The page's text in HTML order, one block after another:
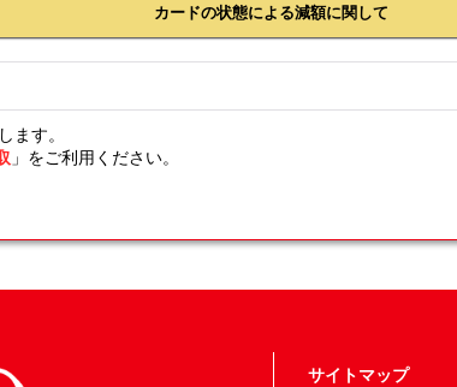
カードの状態による減額に関して
ます。
」をご利用ください。
サイトマップ